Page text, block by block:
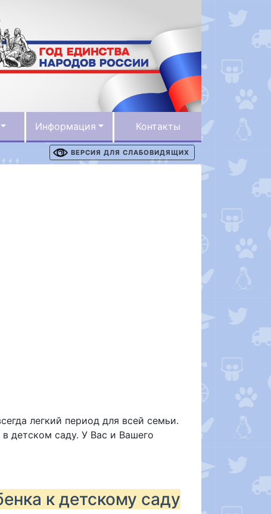
Информация Контакты
ВЕРСИЯ ДЛЯ СЛАБОВИДЯЩИХ
легкий период для всей семьи.
детском саду. У Вас и Вашего
к детскому саду